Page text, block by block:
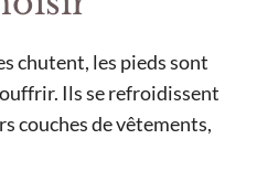
chutent, les pieds sont
Ils se refroidissent
couches de vêtements,